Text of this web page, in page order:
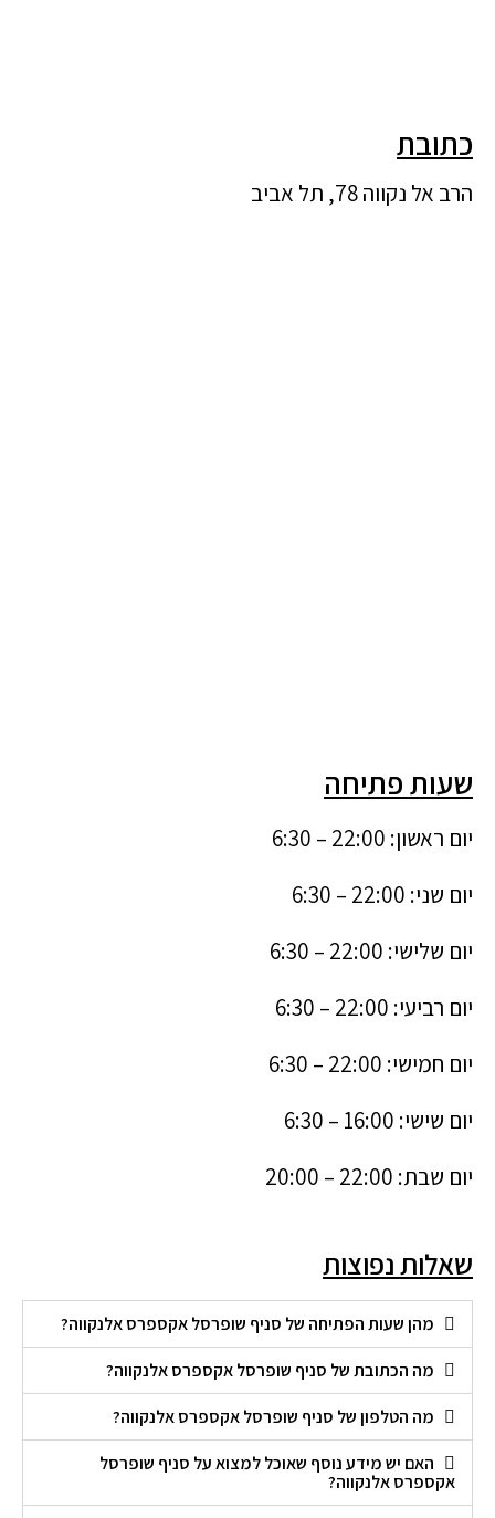
כתובת
הרב אל נקווה 78, תל אביב
שעות פתיחה
יום ראשון: 22:00 – 6:30
יום שני: 22:00 – 6:30
יום שלישי: 22:00 – 6:30
יום רביעי: 22:00 – 6:30
יום חמישי: 22:00 – 6:30
יום שישי: 16:00 – 6:30
יום שבת: 22:00 – 20:00
שאלות נפוצות
מהן שעות הפתיחה של סניף שופרסל אקספרס אלנקווה?
מה הכתובת של סניף שופרסל אקספרס אלנקווה?
מה הטלפון של סניף שופרסל אקספרס אלנקווה?
האם יש מידע נוסף שאוכל למצוא על סניף שופרסל
אקספרס אלנקווה?